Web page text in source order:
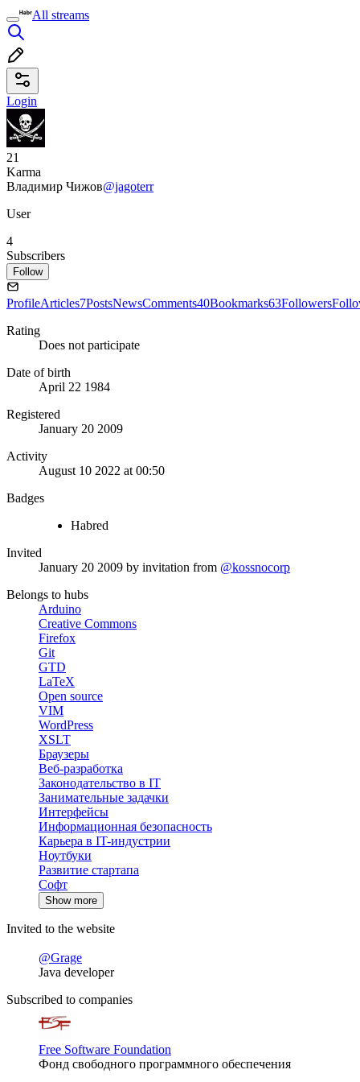
All streams
Login
21
Karma
Владимир Чижов@jagoterr
User
4
Subscribers
Follow
ProfileArticles7PostsNewsComments40Bookmarks63Followers
Rating
Does not participate
Date of birth
April 22 1984
Registered
January 20 2009
Activity
August 10 2022 at 00:50
Badges
Habred
Invited
January 20 2009 by invitation from @kossnocorp
Belongs to hubs
Arduino
Creative Commons
Firefox
Git
GTD
LaTeX
Open source
VIM
WordPress
XSLT
Браузеры
Веб-разработка
Законодательство в IT
Занимательные задачки
Интерфейсы
Информационная безопасность
Карьера в IT-индустрии
Ноутбуки
Развитие стартапа
Софт
Show more
Invited to the website
@Grage
Java developer
Subscribed to companies
Free Software Foundation
Фонд свободного программного обеспечения